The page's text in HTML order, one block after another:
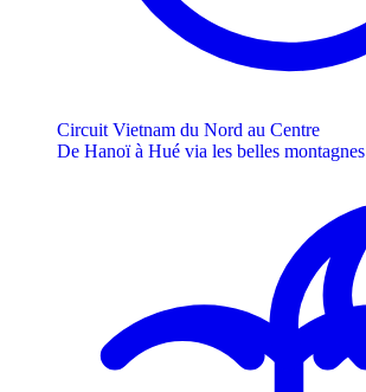
Circuit Vietnam du Nord au Centre
De Hanoï à Hué via les belles montagnes